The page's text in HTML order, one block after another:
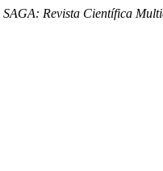
SAGA: Revista Científica